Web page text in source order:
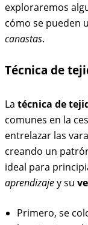
exploraremos
cómo se pueden
canastas.
Técnica de
La técnica de
comunes en la
entrelazar las
creando un
ideal para
aprendizajey su
Primero, se